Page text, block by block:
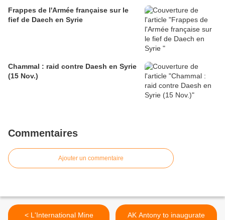
Frappes de l'Armée française sur le
fief de Daech en Syrie
Chammal : raid contre Daesh en Syrie
(15 Nov.)
Commentaires
Ajouter un commentaire
< L'International Mine
AK Antony to inaugurate